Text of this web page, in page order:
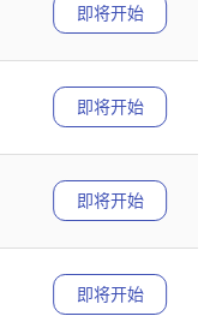
即将开始
即将开始
即将开始
即将开始